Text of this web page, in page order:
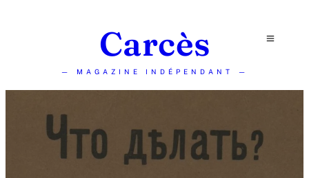
Carcès
— MAGAZINE INDÉPENDANT —